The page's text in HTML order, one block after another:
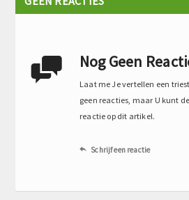
 Nog Geen
Laat me Je vertellen een
geen reacties, maar U kunt
reactie op dit artikel.
 Schrijf een reactie